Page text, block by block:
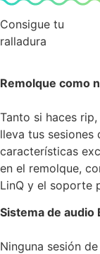
Consigue tu
ralladura
Remolque como
Tanto si haces
lleva tus sesiones
características
en el remolque,
LinQ y el soporte
Sistema de
Ninguna sesión